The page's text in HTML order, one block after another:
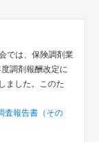
調剤報酬改定に
ました。このた